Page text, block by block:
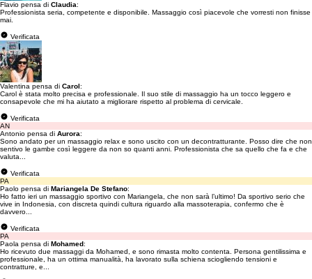
Flavio pensa di Claudia:
Professionista seria, competente e disponibile. Massaggio così piacevole che vorresti non finisse
mai.
Verificata
Valentina pensa di Carol:
Carol è stata molto precisa e professionale. Il suo stile di massaggio ha un tocco leggero e
consapevole che mi ha aiutato a migliorare rispetto al problema di cervicale.
Verificata
AN
Antonio pensa di Aurora:
Sono andato per un massaggio relax e sono uscito con un decontratturante. Posso dire che non
sentivo le gambe così leggere da non so quanti anni. Professionista che sa quello che fa e che
valuta...
Verificata
PA
Paolo pensa di Mariangela De Stefano:
Ho fatto ieri un massaggio sportivo con Mariangela, che non sarà l’ultimo! Da sportivo serio che
vive in Indonesia, con discreta quindi cultura riguardo alla massoterapia, confermo che è
davvero...
Verificata
PA
Paola pensa di Mohamed:
Ho ricevuto due massaggi da Mohamed, e sono rimasta molto contenta. Persona gentilissima e
professionale, ha un ottima manualità, ha lavorato sulla schiena sciogliendo tensioni e
contratture, e...